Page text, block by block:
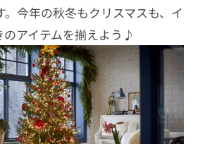
。今年の秋冬もクリスマスも、イ
のアイテムを揃えよう♪